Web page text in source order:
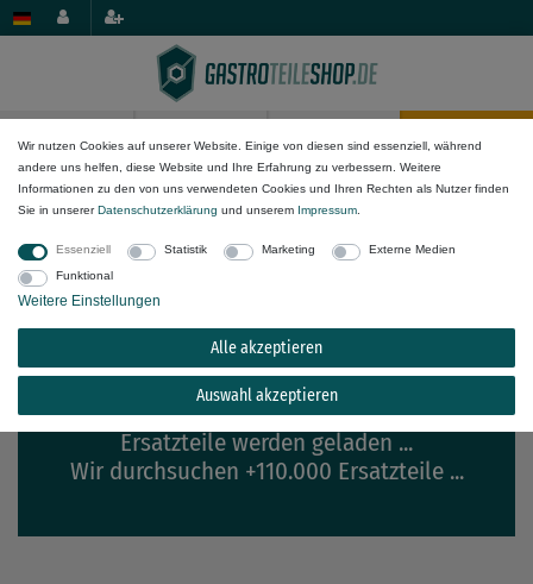
×
array_map(): Argument #2 ($array) must be of type
array, stdClass given
Passende Ersatzteile fürFimar FI30
Ersatzteile werden geladen ...
Wir durchsuchen +110.000 Ersatzteile ...
Wir nutzen Cookies auf unserer Website. Einige von diesen sind essenziell, während
andere uns helfen, diese Website und Ihre Erfahrung zu verbessern. Weitere
Informationen zu den von uns verwendeten Cookies und Ihren Rechten als Nutzer finden
Sie in unsererDaten­schutz­erklärung und unserem Impressum
Essenziell Statistik Marketing
Externe Medien
Funktional
Weitere Einstellungen
Alle akzeptieren
Auswahl akzeptieren